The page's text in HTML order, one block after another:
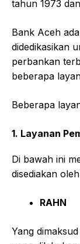
tahun 1973
Bank Aceh
didedikasikan
perbankan
beberapa
Beberapa
1. Layanan
Di bawah ini
disediakan
RAHN
Yang